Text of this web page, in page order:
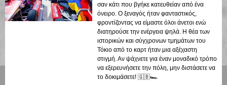
σαν κάτι που βγήκε κατευθείαν από ένα
όνειρο. Ο ξεναγός ήταν φανταστικός,
φροντίζοντας να είμαστε όλοι άνετοι ενώ
διατηρούσε την ενέργεια ψηλά. Η θέα των
ιστορικών και σύγχρονων τμημάτων του
Τόκιο από το καρτ ήταν μια αξέχαστη
στιγμή. Αν ψάχνετε για έναν μοναδικό τρόπο
να εξερευνήσετε την πόλη, μην διστάσετε να
το δοκιμάσετε! 🇬🇧🏎️